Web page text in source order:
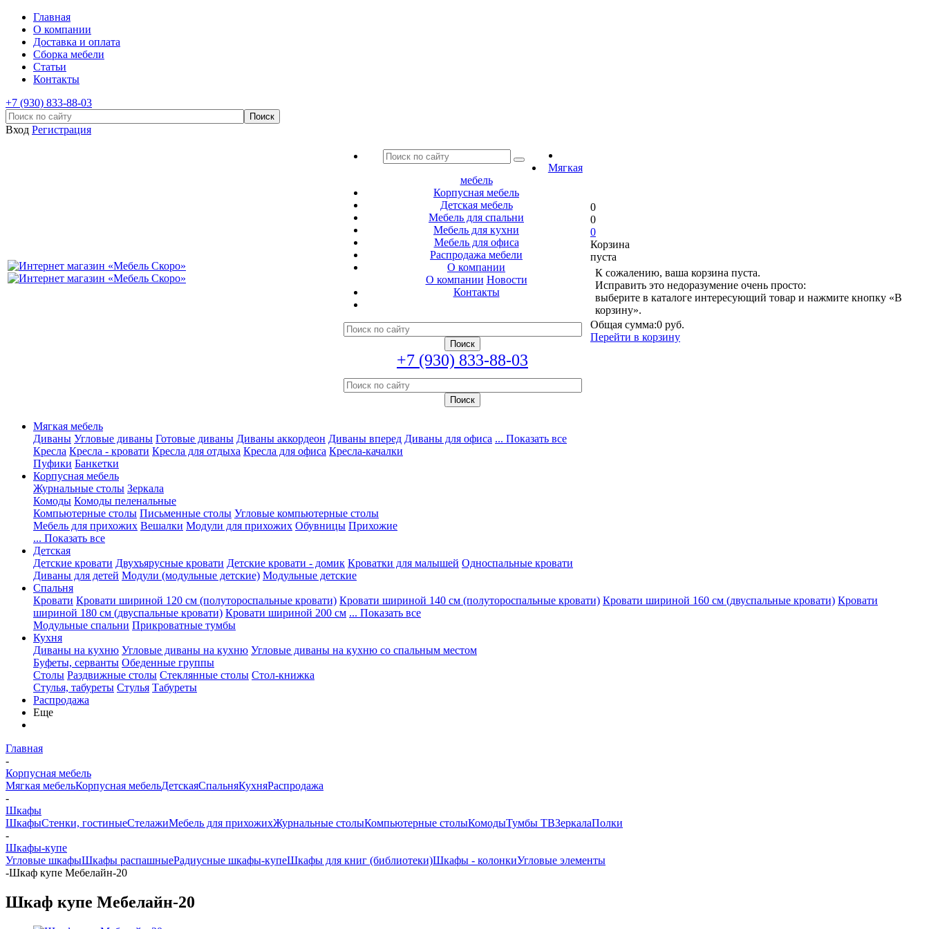
Главная
О компании
Доставка и оплата
Сборка мебели
Статьи
Контакты
+7 (930) 833-88-03
Вход Регистрация
Мягкая
мебель
Корпусная мебель
Детская мебель
Мебель для спальни
Мебель для кухни
Мебель для офиса
Распродажа мебели
О компании
О компании Новости
Контакты
+7 (930) 833-88-03
0
0
0
Корзина
пуста
К сожалению, ваша корзина пуста.
Исправить это недоразумение очень просто:
выберите в каталоге интересующий товар и нажмите кнопку «В
корзину».
Общая сумма:0 руб.
Перейти в корзину
Мягкая мебель
Диваны Угловые диваны Готовые диваны Диваны аккордеон Диваны вперед Диваны для офиса ... Показать все
Кресла Кресла - кровати Кресла для отдыха Кресла для офиса Кресла-качалки
Пуфики Банкетки
Корпусная мебель
Журнальные столы Зеркала
Комоды Комоды пеленальные
Компьютерные столы Письменные столы Угловые компьютерные столы
Мебель для прихожих Вешалки Модули для прихожих Обувницы Прихожие
... Показать все
Детская
Детские кровати Двухъярусные кровати Детские кровати - домик Кроватки для малышей Односпальные кровати
Диваны для детей Модули (модульные детские) Модульные детские
Спальня
Кровати Кровати шириной 120 см (полутороспальные кровати) Кровати шириной 140 см (полутороспальные кровати) Кровати шириной 160 см (двуспальные кровати) Кровати
шириной 180 см (двуспальные кровати) Кровати шириной 200 см ... Показать все
Модульные спальни Прикроватные тумбы
Кухня
Диваны на кухню Угловые диваны на кухню Угловые диваны на кухню со спальным местом
Буфеты, серванты Обеденные группы
Столы Раздвижные столы Стеклянные столы Стол-книжка
Стулья, табуреты Стулья Табуреты
Распродажа
Еще
Главная
-
Корпусная мебель
Мягкая мебельКорпусная мебельДетскаяСпальняКухняРаспродажа
-
Шкафы
ШкафыСтенки, гостиныеСтелажиМебель для прихожихЖурнальные столыКомпьютерные столыКомодыТумбы ТВЗеркалаПолки
-
Шкафы-купе
Угловые шкафыШкафы распашныеРадиусные шкафы-купеШкафы для книг (библиотеки)Шкафы - колонкиУгловые элементы
-Шкаф купе Мебелайн-20
Шкаф купе Мебелайн-20